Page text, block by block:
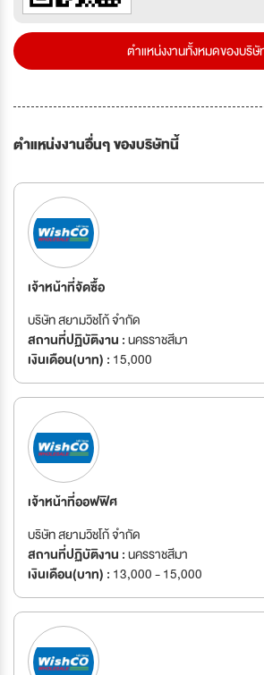
ตำแหน่งงานทั้งหมดของบริ
ตำแหน่งงานอื่นๆ ของบริษัทนี้
เจ้าหน้าที่จัดซื้อ
บริษัท สยามวิชโก้ จำกัด
สถานที่ปฏิบัติงาน :นครราชสีมา
เงินเดือน(บาท) : 15,000
เจ้าหน้าที่ออฟฟิศ
บริษัท สยามวิชโก้ จำกัด
สถานที่ปฏิบัติงาน :นครราชสีมา
เงินเดือน(บาท) : 13,000 - 15,000